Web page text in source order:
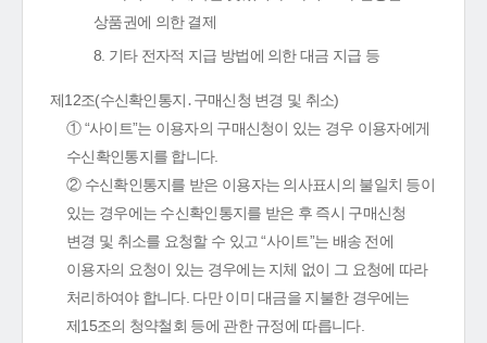
상품권에 의한 결제
8. 기타 전자적 지급 방법에 의한 대금 지급 등
제12조(수신확인통지․구매신청 변경 및 취소)
① “사이트”는 이용자의 구매신청이 있는 경우 이용자에게
수신확인통지를 합니다.
② 수신확인통지를 받은 이용자는 의사표시의 불일치 등이
있는 경우에는 수신확인통지를 받은 후 즉시 구매신청
변경 및 취소를 요청할 수 있고 “사이트”는 배송 전에
이용자의 요청이 있는 경우에는 지체 없이 그 요청에 따라
처리하여야 합니다. 다만 이미 대금을 지불한 경우에는
제15조의 청약철회 등에 관한 규정에 따릅니다.